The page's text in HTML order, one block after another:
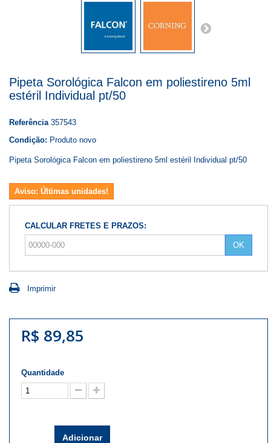
Pipeta Sorológica Falcon em poliestireno 5ml
estéril Individual pt/50
Referência 357543
Condição: Produto novo
Pipeta Sorológica Falcon em poliestireno 5ml estéril Individual pt/50
Aviso: Últimas unidades!
CALCULAR FRETES E PRAZOS:
OK
Imprimir
R$ 89,85
Quantidade
Adicionar